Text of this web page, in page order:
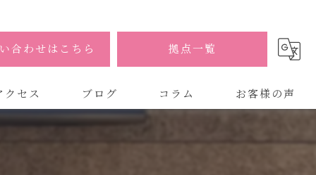
合わせはこちら 拠点一覧
クセス ブログ コラム お客様の声